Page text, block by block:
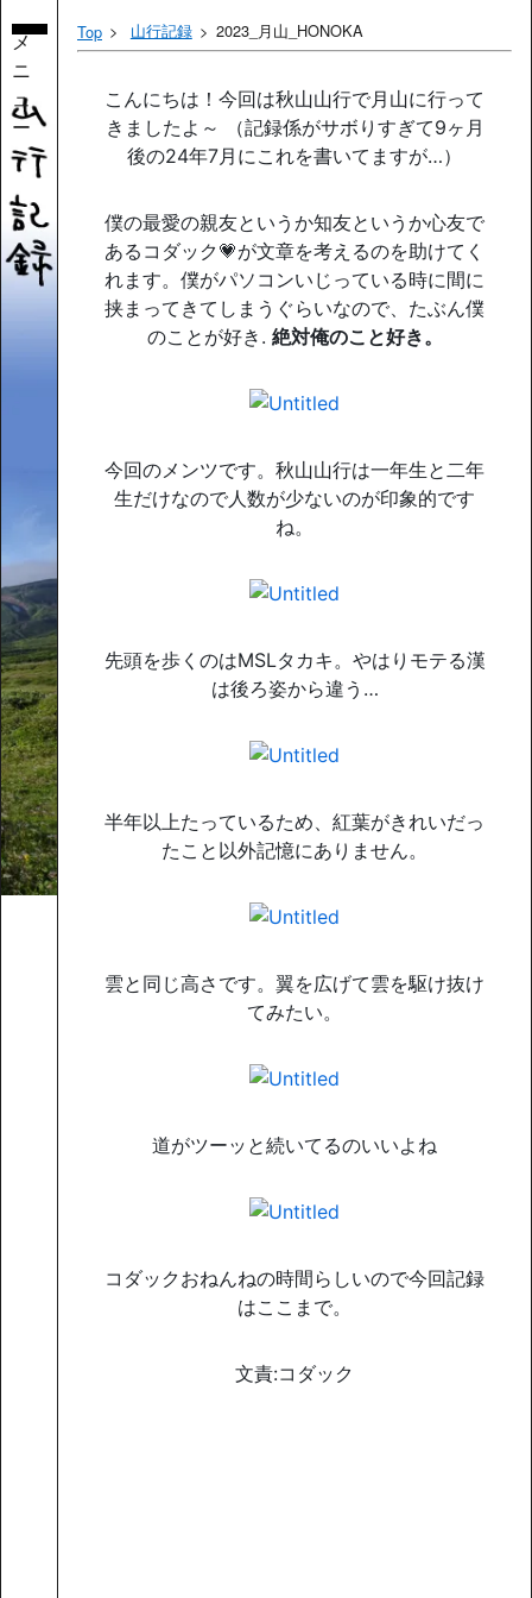
メ
ニ
ュ
ー
Top 山行記録 2023_月山_HONOKA
こんにちは！今回は秋山山行で月山に行って
きましたよ～ （記録係がサボりすぎて9ヶ月
後の24年7月にこれを書いてますが…）
僕の最愛の親友というか知友というか心友で
あるコダック💗が文章を考えるのを助けてく
れます。僕がパソコンいじっている時に間に
挟まってきてしまうぐらいなので、たぶん僕
のことが好き. 絶対俺のこと好き。
今回のメンツです。秋山山行は一年生と二年
生だけなので人数が少ないのが印象的です
ね。
先頭を歩くのはMSLタカキ。やはりモテる漢
は後ろ姿から違う…
半年以上たっているため、紅葉がきれいだっ
たこと以外記憶にありません。
雲と同じ高さです。翼を広げて雲を駆け抜け
てみたい。
道がツーッと続いてるのいいよね
コダックおねんねの時間らしいので今回記録
はここまで。
文責:コダック